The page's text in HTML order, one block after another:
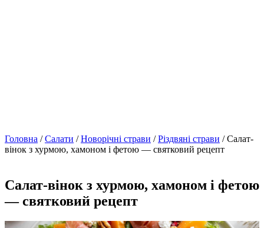
Головна /Салати /Новорічні страви /Різдвяні страви / Салат-
вінок з хурмою, хамоном і фетою — святковий рецепт
Салат-вінок з хурмою, хамоном і фетою
— святковий рецепт